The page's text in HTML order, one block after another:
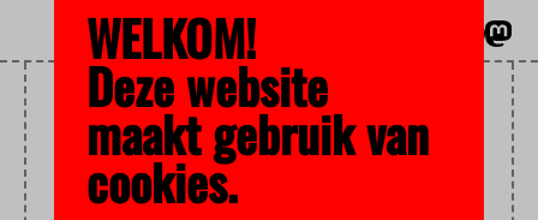
KOEKJESFABRIEK
WELKOM!
Deze website
maakt gebruik van
cookies.